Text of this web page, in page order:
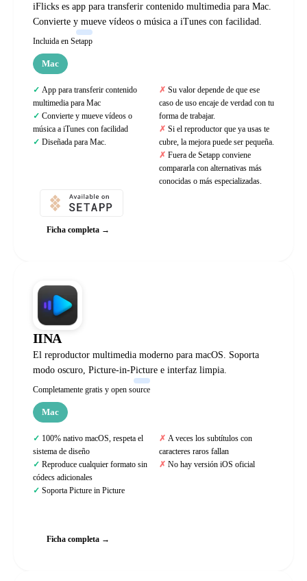
iFlicks es app para transferir contenido multimedia para Mac.
Convierte y mueve vídeos o música a iTunes con facilidad.
Incluida en Setapp
Mac
App para transferir contenido
multimedia para Mac
Convierte y mueve vídeos o
música a iTunes con facilidad
Diseñada para Mac.
Su valor depende de que ese
caso de uso encaje de verdad con tu
forma de trabajar.
Si el reproductor que ya usas te
cubre, la mejora puede ser pequeña.
Fuera de Setapp conviene
compararla con alternativas más
conocidas o más especializadas.
Ficha completa →
IINA
El reproductor multimedia moderno para macOS. Soporta
modo oscuro, Picture-in-Picture e interfaz limpia.
Completamente gratis y open source
Mac
100% nativo macOS, respeta el
sistema de diseño
Reproduce cualquier formato sin
códecs adicionales
Soporta Picture in Picture
A veces los subtítulos con
caracteres raros fallan
No hay versión iOS oficial
Ficha completa →